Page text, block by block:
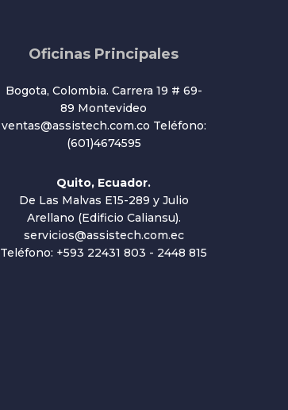
Oficinas Principales
Bogota, Colombia. Carrera 19 # 69-
89 Montevideo
ventas@assistech.com.co Teléfono:
(601)4674595
Quito, Ecuador.
De Las Malvas E15-289 y Julio
Arellano (Edificio Caliansu).
servicios@assistech.com.ec
Teléfono: +593 22431 803 - 2448 815